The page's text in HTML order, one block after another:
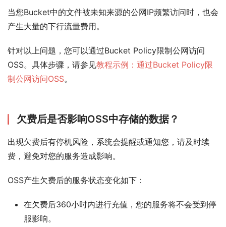
当您Bucket中的文件被未知来源的公网IP频繁访问时，也会
产生大量的下行流量费用。
针对以上问题，您可以通过Bucket Policy限制公网访问
OSS。具体步骤，请参见教程示例：通过Bucket Policy限
制公网访问OSS。
欠费后是否影响OSS中存储的数据？
出现欠费后有停机风险，系统会提醒或通知您，请及时续
费，避免对您的服务造成影响。
OSS产生欠费后的服务状态变化如下：
在欠费后360小时内进行充值，您的服务将不会受到停
服影响。